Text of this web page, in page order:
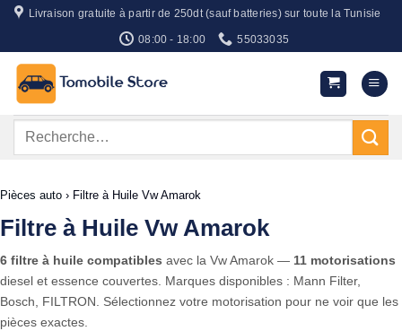
Passer
contenu
Livraison gratuite à partir de 250dt (sauf batteries) sur toute la Tunisie
08:00 - 18:00 55033035
Recherche
Pièces auto › Filtre à Huile Vw Amarok
Filtre à Huile Vw Amarok
6 filtre à huile compatibles avec la Vw Amarok — 11 motorisations
diesel et essence couvertes. Marques disponibles : Mann Filter,
Bosch, FILTRON. Sélectionnez votre motorisation pour ne voir que les
pièces exactes.